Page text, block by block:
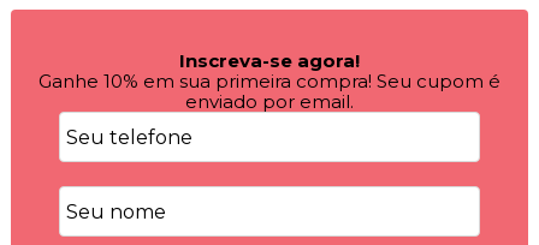
Inscreva-se agora!
Ganhe 10% em sua primeira compra! Seu cupom é
enviado por email.